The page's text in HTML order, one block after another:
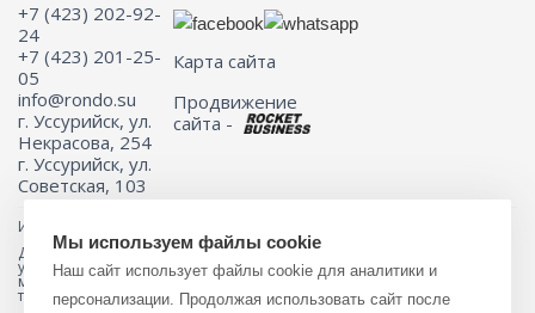
+7 (423) 202-92-
24
+7 (423) 201-25-
05
info@rondo.su
г. Уссурийск, ул.
Некрасова, 254
г. Уссурийск, ул.
Советская, 103
Карта сайта
Продвижение
сайта -
Информация на сайте не является публичной офертой.
Для получения подробной информации о наличии и стоимости
указанных товаров и (или) услуг, пожалуйста, обращайтесь к
менеджеру сайта с помощью специальной формы связи или по
телефону 8 (423) 201-25-05
Мы используем файлы cookie
Наш сайт использует файлы cookie для аналитики и
персонализации. Продолжая использовать сайт после